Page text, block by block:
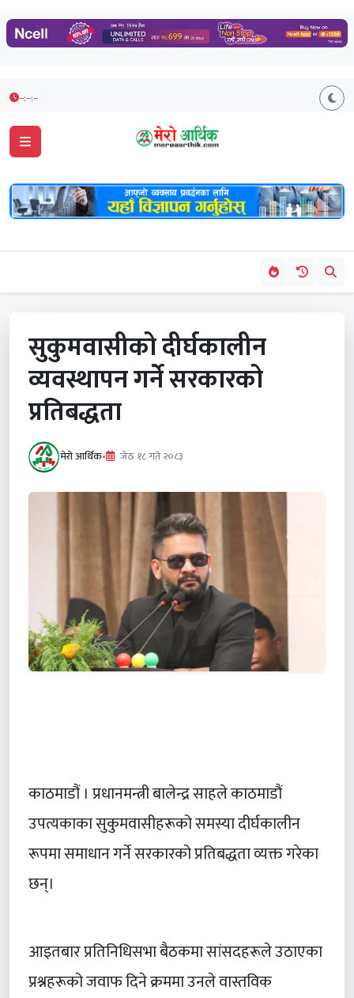
--:--:--
सुकुमवासीको दीर्घकालीन
व्यवस्थापन गर्ने सरकारको
प्रतिबद्धता
मेरो आर्थिक• जेठ १८ गते २०८३
काठमाडौं । प्रधानमन्त्री बालेन्द्र साहले काठमाडौं
उपत्यकाका सुकुमवासीहरूको समस्या दीर्घकालीन
रूपमा समाधान गर्ने सरकारको प्रतिबद्धता व्यक्त गरेका
छन्।
आइतबार प्रतिनिधिसभा बैठकमा सांसदहरूले उठाएका
प्रश्नहरूको जवाफ दिने क्रममा उनले वास्तविक